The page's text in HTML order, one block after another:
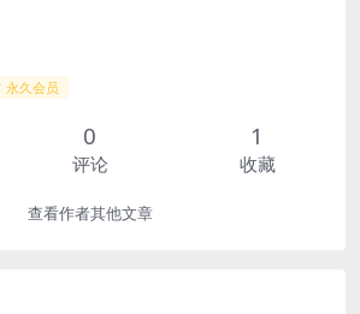
永久会员
0
评论
1
收藏
查看作者其他文章